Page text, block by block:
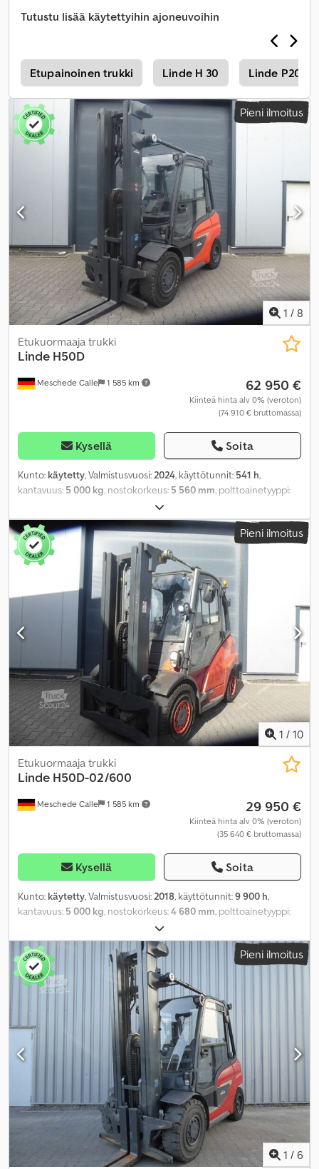
Tutustu lisää käytettyihin ajoneuvoihin
Etupainoinen trukki Linde H 30 Linde P20
Pieni ilmoitus
1 / 8
Meschede Calle 1 585 km
Etukuormaaja trukki
Linde H50D
62 950 €
Kiinteä hinta alv 0% (veroton)
(74 910 € bruttomassa)
Kysellä Soita
Kunto: käytetty, Valmistusvuosi:2024, käyttötunnit: 541 h,
kantavuus: 5 000 kg, nostokorkeus: 5 560 mm, polttoainetyyppi:
, rakennuskorkeus:
kunto:100 prosentti, väri:muu,
Pieni ilmoitus
1 / 10
Meschede Calle 1 585 km
Etukuormaaja trukki
Linde H50D-02/600
29 950 €
Kiinteä hinta alv 0% (veroton)
(35 640 € bruttomassa)
Kysellä Soita
Kunto: käytetty, Valmistusvuosi:2018, käyttötunnit:9 900 h,
kantavuus: 5 000 kg, nostokorkeus:4 680 mm, polttoainetyyppi:
, rakennuskorkeus:
kunto:100 prosentti, väri:muu,
Pieni ilmoitus
1 / 6